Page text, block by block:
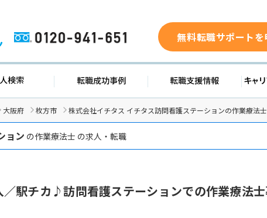
0120-941-651 無料転職サポート
求人検索 転職成功事例 転職支援
大阪府 枚方市 株式会社イチタス イチタス訪問看護ステーションの作業療法
ョン の作業療法士 の求人・転職
／駅チカ♪訪問看護ステーションでの作業療法